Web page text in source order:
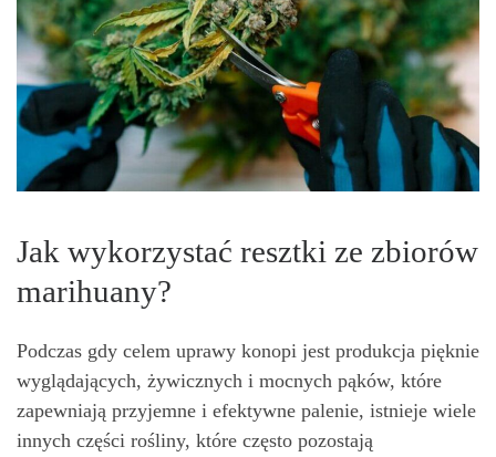
Jak wykorzystać resztki ze zbiorów
marihuany?
Podczas gdy celem uprawy konopi jest produkcja pięknie
wyglądających, żywicznych i mocnych pąków, które
zapewniają przyjemne i efektywne palenie, istnieje wiele
innych części rośliny, które często pozostają